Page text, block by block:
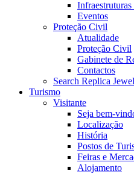
Eventos
Proteção Civil
Atualidade
Proteção Civil
Gabinete de
Contactos
Search Replica
Turismo
Visitante
Seja bem-
Localização
História
Postos de
Feiras e
Alojamento